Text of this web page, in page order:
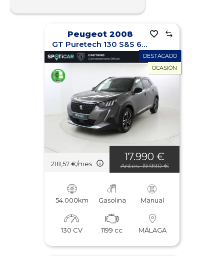
Peugeot 2008
GT Puretech 130 S&S 6 Vel. MAN
DESTACADO
OCASIÓN
218,57 €/mes
17.990 €
Antes: 19.990 €
54.000km Gasolina Manual
130 CV 1199 cc MÁLAGA